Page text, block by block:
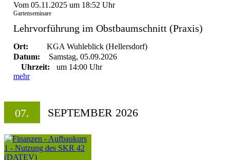
Vom 05.11.2025 um 18:52 Uhr
Gartenseminare
Lehrvorführung im Obstbaumschnitt (Praxis)
Ort:
KGA Wuhleblick (Hellersdorf)
Datum:
Samstag, 05.09.2026
Uhrzeit:
um 14:00 Uhr
mehr
07. SEPTEMBER 2026